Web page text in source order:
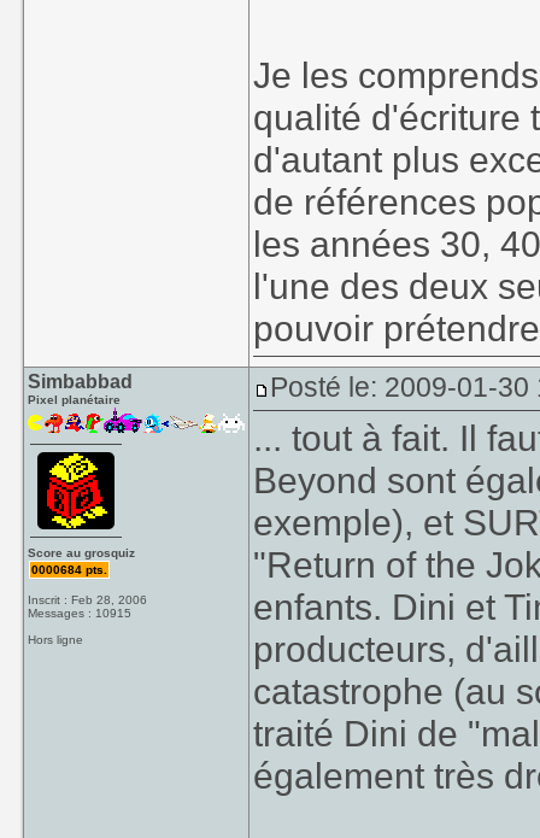
Je les
qualité d'écriture
d'autant plus
de références
les années 30,
l'une des deux
pouvoir
Simbabbad
Pixel planétaire
Score au grosquiz
0000684 pts.
Inscrit : Feb 28, 2006
Messages : 10915
Hors ligne
Posté le: 2009-01-30
... tout à fait. Il
Beyond sont
exemple), et
"Return of the
enfants. Dini et
producteurs,
catastrophe (au
traité Dini de
également très